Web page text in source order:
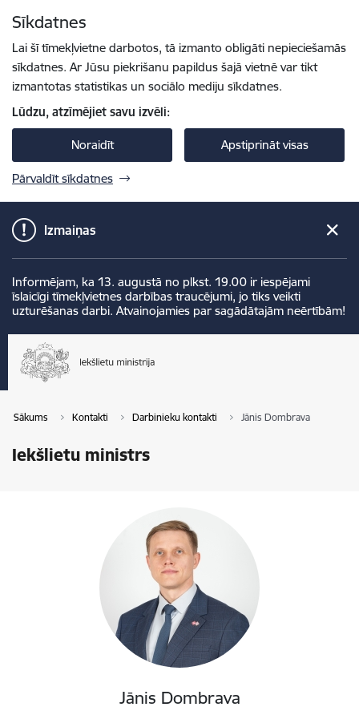
Sīkdatnes
Lai šī tīmekļvietne darbotos, tā izmanto obligāti nepieciešamās
sīkdatnes. Ar Jūsu piekrišanu papildus šajā vietnē var tikt
izmantotas statistikas un sociālo mediju sīkdatnes.
Lūdzu, atzīmējiet savu izvēli:
Noraidīt Apstiprināt visas
Pārvaldīt sīkdatnes
Izmaiņas
Informējam, ka 13. augustā no plkst. 19.00 ir iespējami
īslaicīgi tīmekļvietnes darbības traucējumi, jo tiks veikti
uzturēšanas darbi. Atvainojamies par sagādātajām neērtībām!
Sākums Kontakti Darbinieku kontakti Jānis Dombrava
Iekšlietu ministrs
Jānis Dombrava